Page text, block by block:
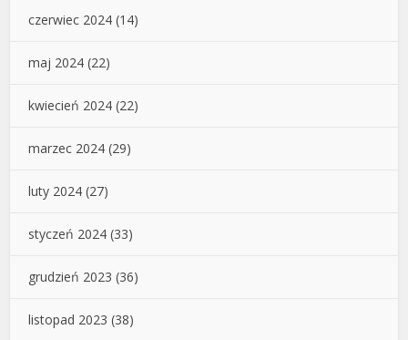
czerwiec 2024 (14)
maj 2024 (22)
kwiecień 2024 (22)
marzec 2024 (29)
luty 2024 (27)
styczeń 2024 (33)
grudzień 2023 (36)
listopad 2023 (38)